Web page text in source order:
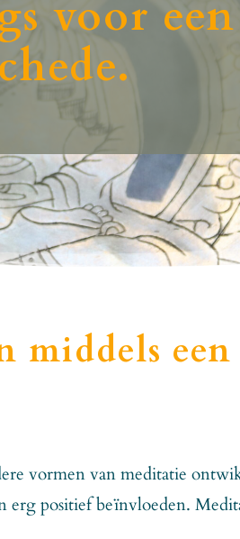
voor
middels
vormen van meditatie
positief beïnvloeden.